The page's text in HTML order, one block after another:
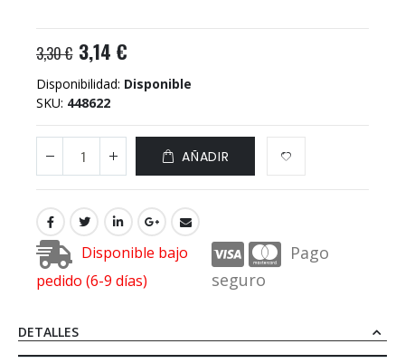
3,30 € 3,14 €
Disponibilidad: Disponible
SKU 448622
AÑADIR
Disponible bajo
pedido (6-9 días)
Pago
seguro
DETALLES